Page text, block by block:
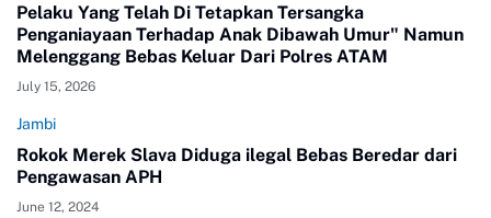
Pelaku Yang Telah Di Tetapkan Tersangka
Penganiayaan Terhadap Anak Dibawah Umur" Namun
Melenggang Bebas Keluar Dari Polres ATAM
July 15, 2026
Jambi
Rokok Merek Slava Diduga ilegal Bebas Beredar dari
Pengawasan APH
June 12, 2024